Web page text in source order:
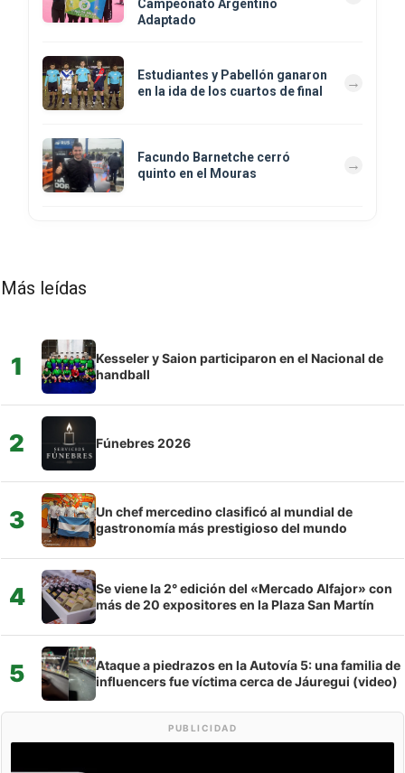
Campeonato Argentino
Adaptado
Estudiantes y Pabellón ganaron
en la ida de los cuartos de final
Facundo Barnetche cerró
quinto en el Mouras
Más leídas
1
Kesseler y Saion participaron en el Nacional de
handball
2 Fúnebres 2026
3
Un chef mercedino clasificó al mundial de
gastronomía más prestigioso del mundo
4
Se viene la 2° edición del «Mercado Alfajor» con
más de 20 expositores en la Plaza San Martín
5
Ataque a piedrazos en la Autovía 5: una familia de
influencers fue víctima cerca de Jáuregui (video)
PUBLICIDAD